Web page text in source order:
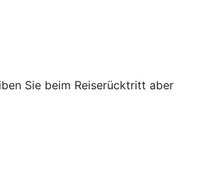
Sie beim Reiserücktritt aber